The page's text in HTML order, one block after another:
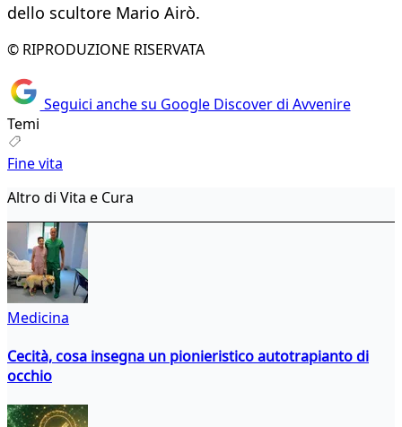
dello scultore Mario Airò.
© RIPRODUZIONE RISERVATA
Seguici anche su Google Discover di Avvenire
Temi
Fine vita
Altro di Vita e Cura
Medicina
Cecità, cosa insegna un pionieristico autotrapianto di
occhio